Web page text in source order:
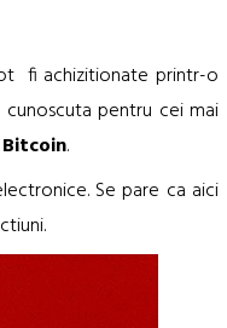
fi achizitionate printr-o
pentru cei mai
Bitcoin.
Se pare ca aici